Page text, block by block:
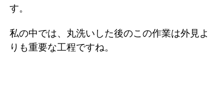
す。
私の中では、丸洗いした後のこの作業は外見よ
りも重要な工程ですね。